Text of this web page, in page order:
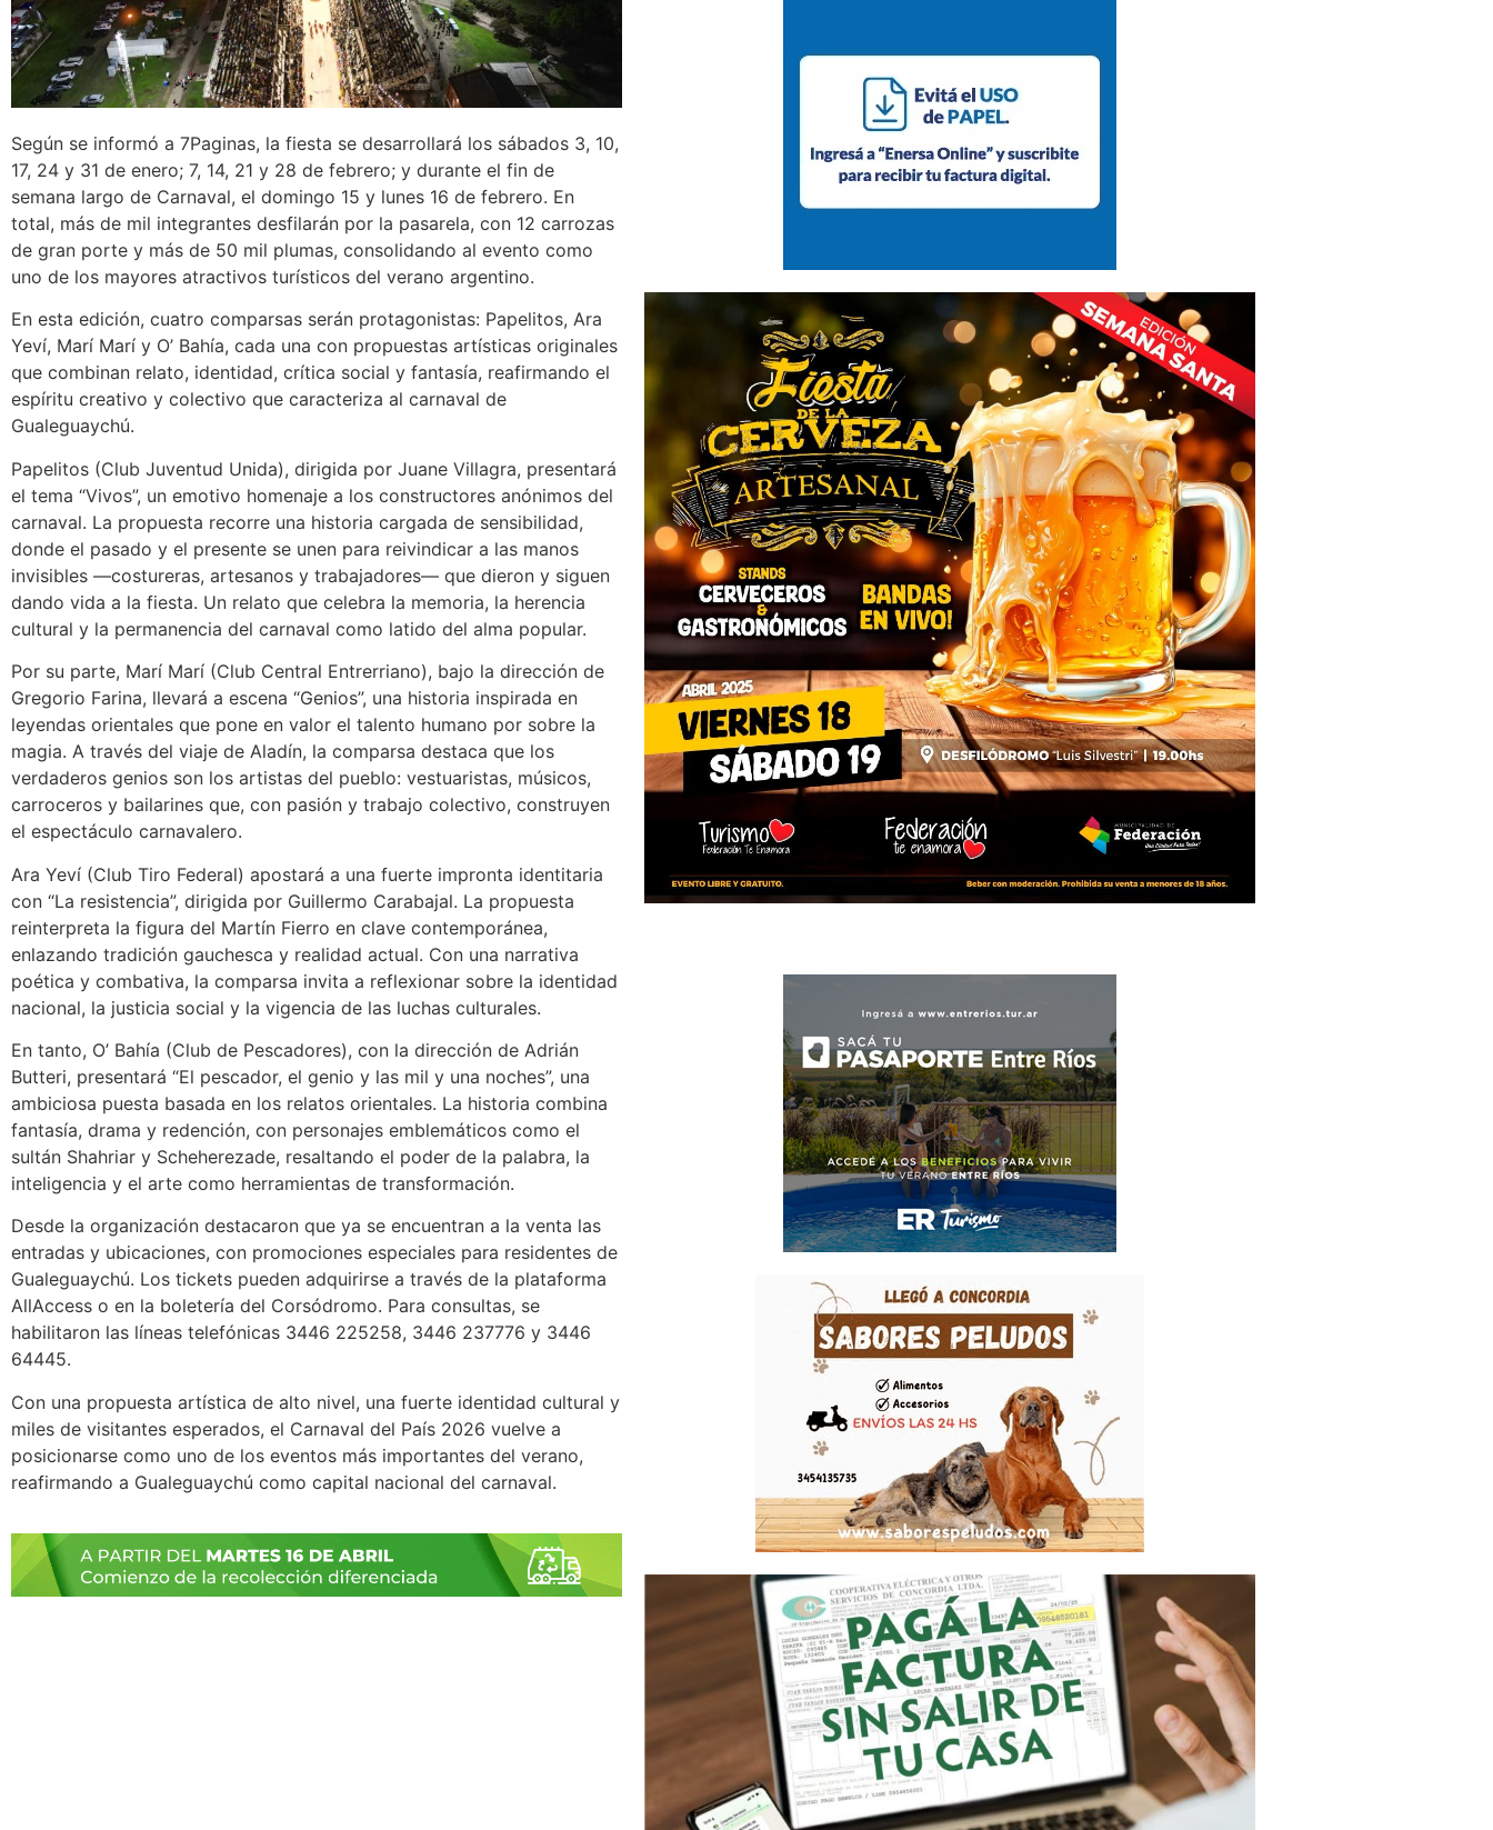
Según se informó a 7Paginas, la fiesta se desarrollará los sábados 3, 10,
17, 24 y 31 de enero; 7, 14, 21 y 28 de febrero; y durante el fin de
semana largo de Carnaval, el domingo 15 y lunes 16 de febrero. En
total, más de mil integrantes desfilarán por la pasarela, con 12 carrozas
de gran porte y más de 50 mil plumas, consolidando al evento como
uno de los mayores atractivos turísticos del verano argentino.
En esta edición, cuatro comparsas serán protagonistas: Papelitos, Ara
Yeví, Marí Marí y O’ Bahía, cada una con propuestas artísticas originales
que combinan relato, identidad, crítica social y fantasía, reafirmando el
espíritu creativo y colectivo que caracteriza al carnaval de
Gualeguaychú.
Papelitos (Club Juventud Unida), dirigida por Juane Villagra, presentará
el tema “Vivos”, un emotivo homenaje a los constructores anónimos del
carnaval. La propuesta recorre una historia cargada de sensibilidad,
donde el pasado y el presente se unen para reivindicar a las manos
invisibles —costureras, artesanos y trabajadores— que dieron y siguen
dando vida a la fiesta. Un relato que celebra la memoria, la herencia
cultural y la permanencia del carnaval como latido del alma popular.
Por su parte, Marí Marí (Club Central Entrerriano), bajo la dirección de
Gregorio Farina, llevará a escena “Genios”, una historia inspirada en
leyendas orientales que pone en valor el talento humano por sobre la
magia. A través del viaje de Aladín, la comparsa destaca que los
verdaderos genios son los artistas del pueblo: vestuaristas, músicos,
carroceros y bailarines que, con pasión y trabajo colectivo, construyen
el espectáculo carnavalero.
Ara Yeví (Club Tiro Federal) apostará a una fuerte impronta identitaria
con “La resistencia”, dirigida por Guillermo Carabajal. La propuesta
reinterpreta la figura del Martín Fierro en clave contemporánea,
enlazando tradición gauchesca y realidad actual. Con una narrativa
poética y combativa, la comparsa invita a reflexionar sobre la identidad
nacional, la justicia social y la vigencia de las luchas culturales.
En tanto, O’ Bahía (Club de Pescadores), con la dirección de Adrián
Butteri, presentará “El pescador, el genio y las mil y una noches”, una
ambiciosa puesta basada en los relatos orientales. La historia combina
fantasía, drama y redención, con personajes emblemáticos como el
sultán Shahriar y Scheherezade, resaltando el poder de la palabra, la
inteligencia y el arte como herramientas de transformación.
Desde la organización destacaron que ya se encuentran a la venta las
entradas y ubicaciones, con promociones especiales para residentes de
Gualeguaychú. Los tickets pueden adquirirse a través de la plataforma
AllAccess o en la boletería del Corsódromo. Para consultas, se
habilitaron las líneas telefónicas 3446 225258, 3446 237776 y 3446
64445.
Con una propuesta artística de alto nivel, una fuerte identidad cultural y
miles de visitantes esperados, el Carnaval del País 2026 vuelve a
posicionarse como uno de los eventos más importantes del verano,
reafirmando a Gualeguaychú como capital nacional del carnaval.